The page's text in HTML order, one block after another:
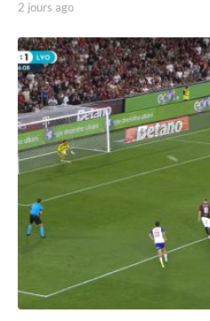
2 jours ago
o
u
r
s
a
g
o